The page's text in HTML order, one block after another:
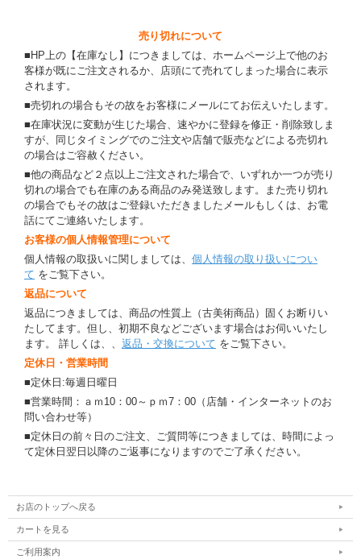
売り切れについて
■HP上の【在庫なし】につきましては、ホームページ上で他のお
客様が既にご注文されるか、店頭にて売れてしまった場合に表示
されます。
■売切れの場合もその故をお客様にメールにてお伝えいたします。
■在庫状況に変動が生じた場合、速やかに登録を修正・削除致しま
すが、同じタイミングでのご注文や店舗で販売などによる売切れ
の場合はご容赦ください。
■他の商品など２点以上ご注文された場合で、いずれか一つが売り
切れの場合でも在庫のある商品のみ発送致します。また売り切れ
の場合でもその故はご登録いただきましたメールもしくは、お電
話にてご連絡いたします。
お客様の個人情報管理について
個人情報の取扱いに関しましては、 個人情報の取り扱いについ
て をご覧下さい。
返品について
返品につきましては、商品の性質上（古美術商品）固くお断りい
たしてます。但し、初期不良などございます場合はお伺いいたし
ます。 詳しくは、、 返品・交換について をご覧下さい。
定休日・営業時間
■定休日:毎週日曜日
■営業時間：ａｍ10：00～ｐｍ7：00（店舗・インターネットのお
問い合わせ等）
■定休日の前々日のご注文、ご質問等につきましては、時間によっ
て定休日翌日以降のご返事になりますのでご了承ください。
お店のトップへ戻る
カートを見る
ご利用案内